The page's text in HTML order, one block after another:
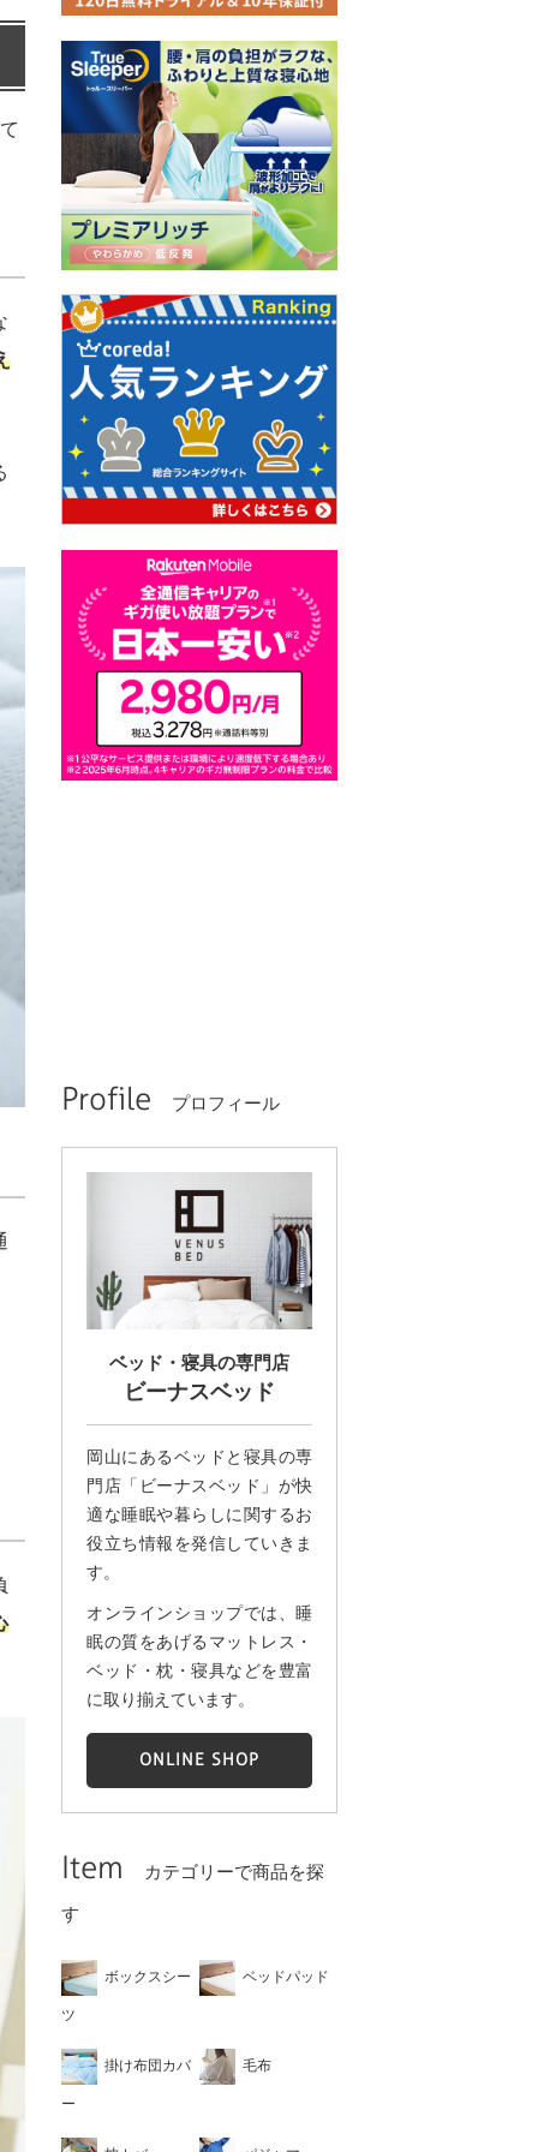
Profile プロフィール
ベッド・寝具の専門店
ビーナスベッド
岡山にあるベッドと寝具の専
門店「ビーナスベッド」が快
適な睡眠や暮らしに関するお
役立ち情報を発信していきま
す。
オンラインショップでは、睡
眠の質をあげるマットレス・
ベッド・枕・寝具などを豊富
に取り揃えています。
ONLINE SHOP
Item
カテゴリーで商品を探
す
ボックスシー
ツ
ベッドパッド
掛け布団カバ
ー
毛布